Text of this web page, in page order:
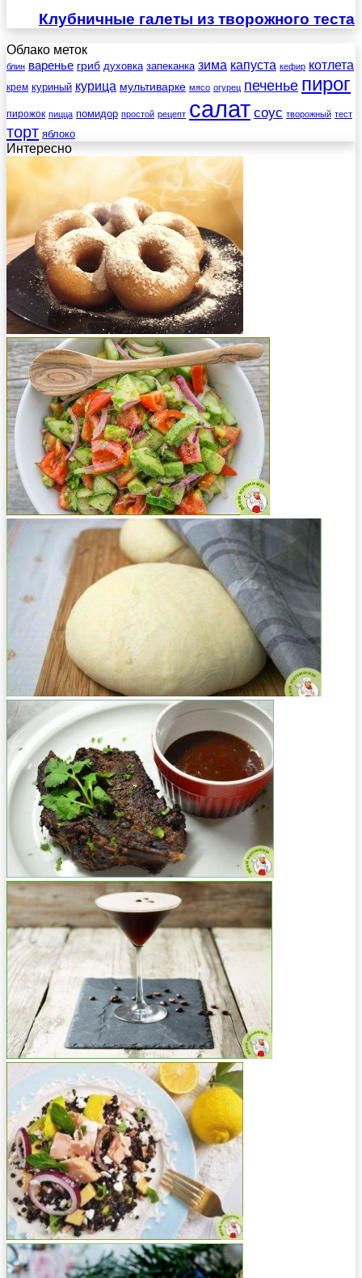
Клубничные галеты из творожного теста
Облако меток
блин варенье гриб духовка запеканка зима капуста кефир котлета
крем куриный курица мультиварке мясо огурец печенье пирог
пирожок пицца помидор простой рецепт салат соус творожный тест
торт яблоко
Интересно